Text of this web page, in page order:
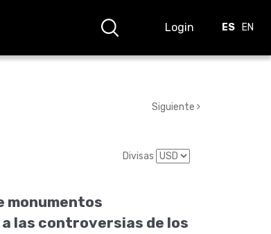
Login ES EN
Siguiente
Divisas
monumentos
las controversias de los